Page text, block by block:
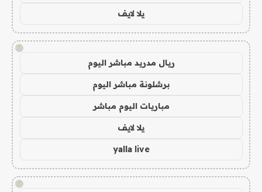
يلا لايف
!
ريال مدريد مباشر اليوم
برشلونة مباشر اليوم
مباريات اليوم مباشر
يلا لايف
yalla live
!